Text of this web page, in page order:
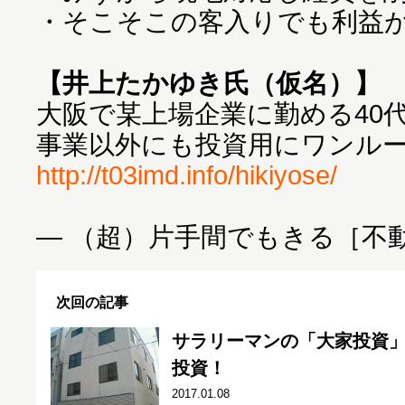
・そこそこの客入りでも利益
【井上たかゆき氏（仮名）】
大阪で某上場企業に勤める40
事業以外にも投資用にワンル
http://t03imd.info/hikiyose/
― （超）片手間でもきる［不
次回の記事
サラリーマンの「大家投資
投資！
2017.01.08